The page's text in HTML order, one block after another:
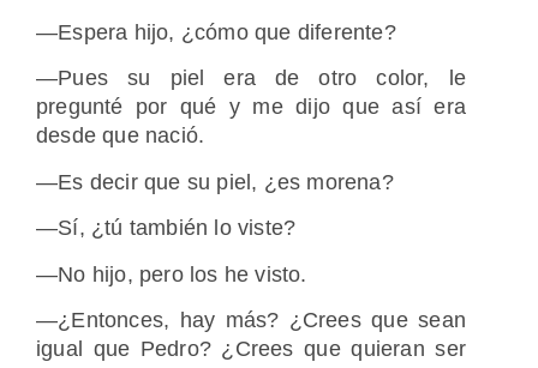
―Espera hijo, ¿cómo que diferente?
―Pues su piel era de otro color, le
pregunté por qué y me dijo que así era
desde que nació.
―Es decir que su piel, ¿es morena?
―Sí, ¿tú también lo viste?
―No hijo, pero los he visto.
―¿Entonces, hay más? ¿Crees que sean
igual que Pedro? ¿Crees que quieran ser